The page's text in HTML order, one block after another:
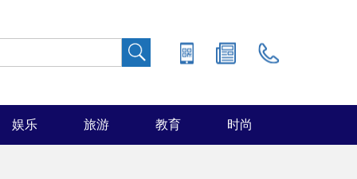
娱乐 旅游 教育 时尚